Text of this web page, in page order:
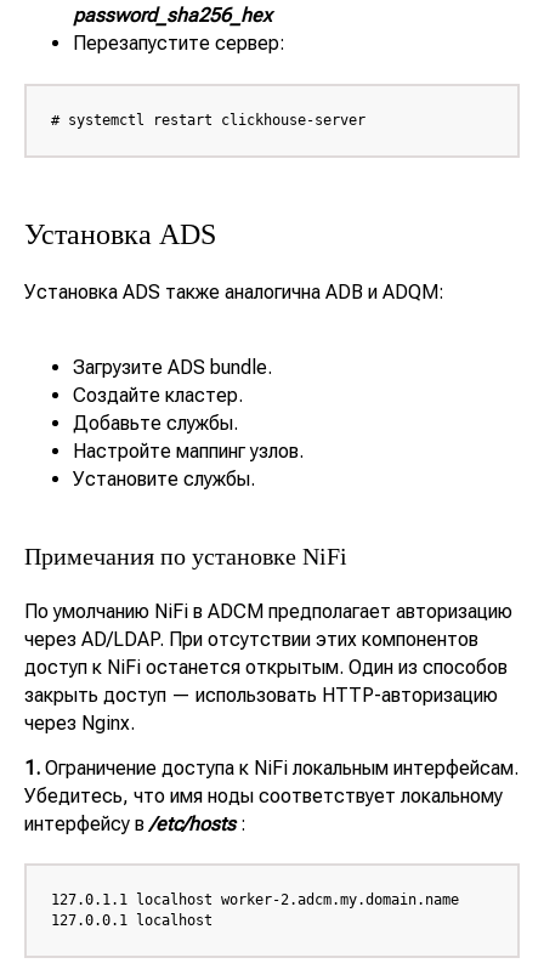
password_sha256_hex
Перезапустите сервер:
# systemctl restart clickhouse-server
Установка ADS
Установка ADS также аналогична ADB и ADQM:
Загрузите ADS bundle.
Создайте кластер.
Добавьте службы.
Настройте маппинг узлов.
Установите службы.
Примечания по установке NiFi
По умолчанию NiFi в ADCM предполагает авторизацию
через AD/LDAP. При отсутствии этих компонентов
доступ к NiFi останется открытым. Один из способов
закрыть доступ — использовать HTTP-авторизацию
через Nginx.
1. Ограничение доступа к NiFi локальным интерфейсам.
Убедитесь, что имя ноды соответствует локальному
интерфейсу в/etc/hosts:
127.0.1.1 localhost worker-2.adcm.my.domain.name
127.0.0.1 localhost